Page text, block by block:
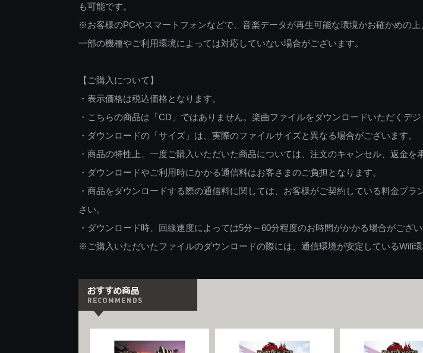
も可能です。
※お客様のPCやスマートフォンなどで、音楽データが再生可能な環境かお確かめの上
一部の機種やご利用環境によっては対応していない場合がございます。
【ご購入について】
・表示価格は税込価格となります。
・こちらの商品は「CD」ではありません。楽曲ファイルをダウンロードいただくデ
・ダウンロードの「サイズ」は、実際のファイルサイズと異なる場合がございます。
・商品の特性上、一度ご購入いただいた商品については、注文のキャンセル、返金を
・ダウンロードやご利用時にかかる通信料はお客さまのご負担となります。
・商品をダウンロードする際の通信料に関しては、お客様がご契約している料金プ
さい。
・ダウンロード時、回線速度によっては5分～60分程度のお時間がかかる場合がござい
※ご購入いただいたファイルのダウンロードの際には、通信環境が安定しているWifi環